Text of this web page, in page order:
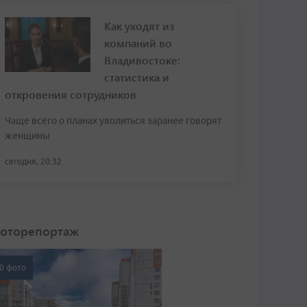
Как уходят из
компаний во
Владивостоке:
статистика и
откровения сотрудников
Чаще всего о планах уволиться заранее говорят
женщины
сегодня, 20:32
фото